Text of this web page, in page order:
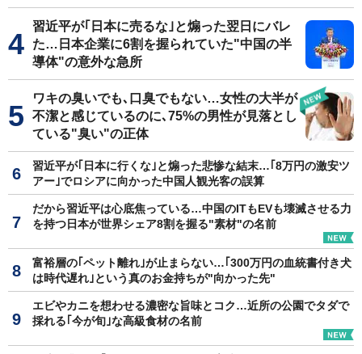
習近平が｢日本に売るな｣と煽った翌日にバレ
た…日本企業に6割を握られていた"中国の半
導体"の意外な急所
ワキの臭いでも､口臭でもない…女性の大半が
不潔と感じているのに､75%の男性が見落とし
ている"臭い"の正体
習近平が｢日本に行くな｣と煽った悲惨な結末…｢8万円の激安ツ
アー｣でロシアに向かった中国人観光客の誤算
だから習近平は心底焦っている…中国のITもEVも壊滅させる力
を持つ日本が世界シェア8割を握る"素材"の名前
富裕層の｢ペット離れ｣が止まらない…｢300万円の血統書付き犬
は時代遅れ｣という真のお金持ちが"向かった先"
エビやカニを想わせる濃密な旨味とコク…近所の公園でタダで
採れる｢今が旬｣な高級食材の名前